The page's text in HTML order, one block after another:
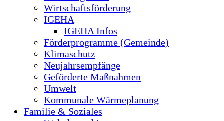
Wirtschaftsförderung
IGEHA
IGEHA Infos
Förderprogramme (Gemeinde)
Klimaschutz
Neujahrsempfänge
Geförderte Maßnahmen
Umwelt
Kommunale Wärmeplanung
Familie & Soziales